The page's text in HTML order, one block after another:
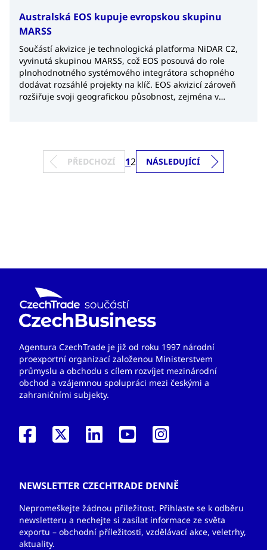
Australská EOS kupuje evropskou skupinu
MARSS
Součástí akvizice je technologická platforma NiDAR C2,
vyvinutá skupinou MARSS, což EOS posouvá do role
plnohodnotného systémového integrátora schopného
dodávat rozsáhlé projekty na klíč. EOS akvizicí zároveň
rozšiřuje svoji geografickou působnost, zejména v
PŘEDCHOZÍ 12 NÁSLEDUJÍCÍ
Agentura CzechTrade je již od roku 1997 národní
proexportní organizací založenou Ministerstvem
průmyslu a obchodu s cílem rozvíjet mezinárodní
obchod a vzájemnou spolupráci mezi českými a
zahraničními subjekty.
NEWSLETTER CZECHTRADE DENNĚ
Nepromeškejte žádnou příležitost. Přihlaste se k odběru
newsletteru a nechejte si zasílat informace ze světa
exportu – obchodní příležitosti, vzdělávací akce, veletrhy,
aktuality.